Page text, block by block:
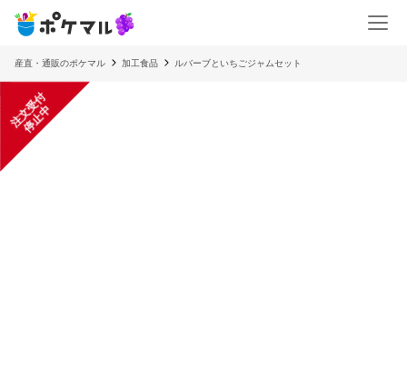
産直・通販のポケマル 加工食品 ルバーブといちごジャムセット
注
文
受
付
停
止
中